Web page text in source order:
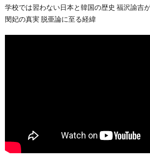
学校では習わない日本と韓国の歴史 福沢諭吉
閔妃の真実 脱亜論に至る経緯